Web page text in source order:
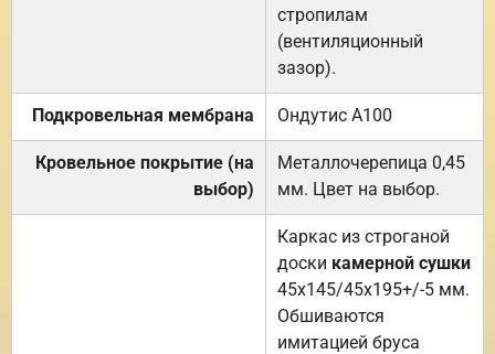
стропилам
(вентиляционный
зазор).
Подкровельная мембрана Ондутис А100
Кровельное покрытие (на
выбор)
Металлочерепица 0,45
мм. Цвет на выбор.
Каркас из строганой
доски камерной сушки
45х145/45х195+/-5 мм.
Обшиваются
имитацией бруса